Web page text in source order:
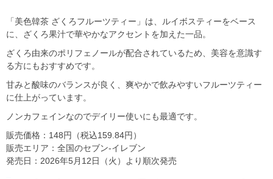
「美色韓茶 ざくろフルーツティー」は、ルイボスティーをベース
に、ざくろ果汁で華やかなアクセントを加えた一品。
ざくろ由来のポリフェノールが配合されているため、美容を意識す
る方にもおすすめです。
甘みと酸味のバランスが良く、爽やかで飲みやすいフルーツティー
に仕上がっています。
ノンカフェインなのでデイリー使いにも最適です。
販売価格：148円（税込159.84円）
販売エリア：全国のセブン-イレブン
発売日：2026年5月12日（火）より順次発売